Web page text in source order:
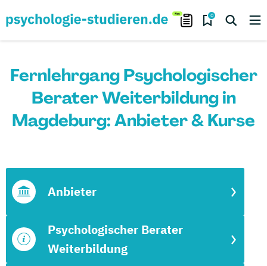
0
Fernlehrgang Psychologischer
Berater Weiterbildung in
Magdeburg: Anbieter & Kurse
Psychologischer Berater
Weiterbildung
Anbieter